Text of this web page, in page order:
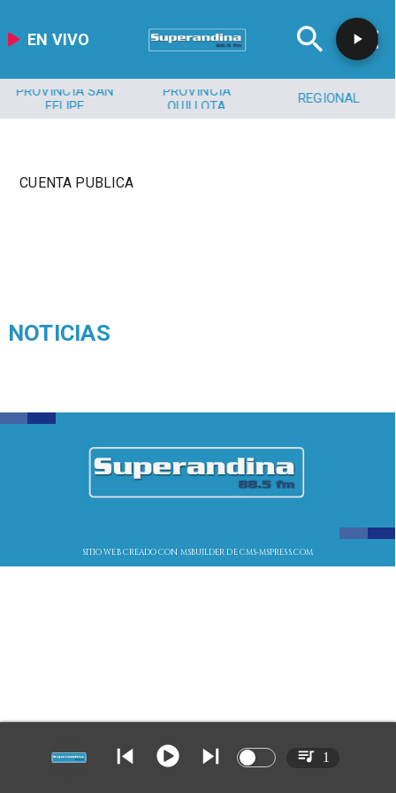
EN VIVO
PROVINCIA SAN
FELIPE
PROVINCIA
QUILLOTA
REGIONAL
CUENTA PUBLICA
NOTICIAS
SITIO WEB CREADO CON MSBUILDER DE CMS-MSPRESS.COM
1